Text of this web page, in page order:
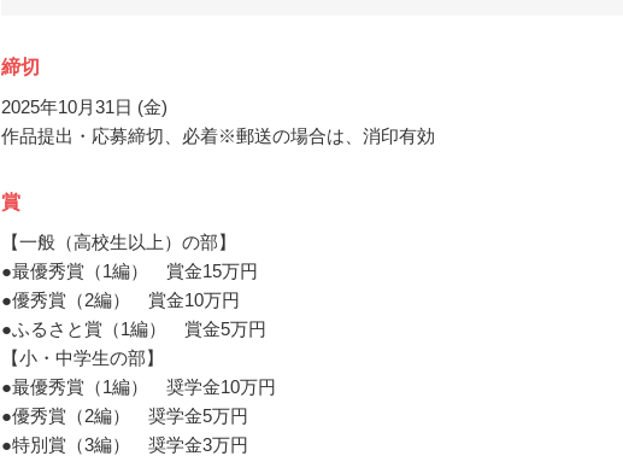
締切
2025年10月31日 (金)
作品提出・応募締切、必着※郵送の場合は、消印有効
賞
【一般（高校生以上）の部】
●最優秀賞（1編） 賞金15万円
●優秀賞（2編） 賞金10万円
●ふるさと賞（1編） 賞金5万円
【小・中学生の部】
●最優秀賞（1編） 奨学金10万円
●優秀賞（2編） 奨学金5万円
●特別賞（3編） 奨学金3万円